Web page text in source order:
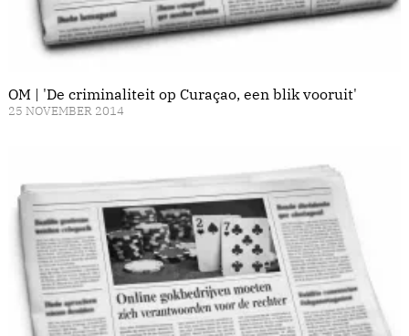
OM | 'De criminaliteit op Curaçao, een blik vooruit'
25 NOVEMBER 2014